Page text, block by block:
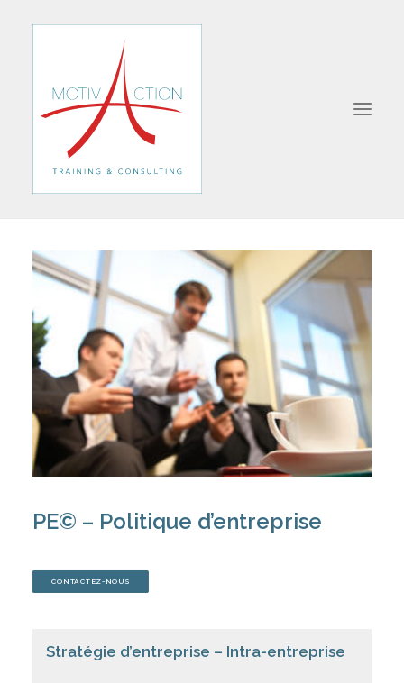
A PROPOS
SERIOUS-GAME
FORMATIONS
MANAGEMENT
VENTE
COMMUNICATION
STRATÉGIE D’ENTREPRISE
REJOIGNEZ-NOUS
CONTACTEZ-NOUS
PANIER
PE© – Politique d’entreprise
CONTACTEZ-NOUS
Stratégie d’entreprise – Intra-entreprise